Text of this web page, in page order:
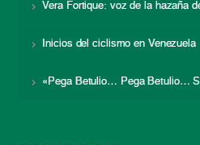
Vera Fortique: voz de la hazaña
Inicios del ciclismo en Venezuela
«Pega Betulio… Pega Betulio…